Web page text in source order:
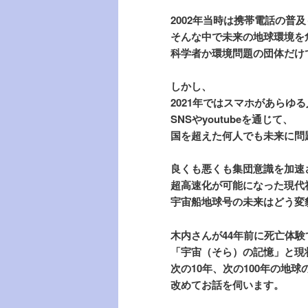
2002年当時は携帯電話の普
そんな中で未来の地球環境
科学者か環境問題の団体だけ
しかし、
2021年ではスマホがあらゆ
SNSやyoutubeを通じて、
国を超えた何人でも未来に
良くも悪くも集団意識を加速
超高速化が可能になった現
宇宙船地球号の未来はどう
木内さんが44年前に死亡体
「宇宙（そら）の記憶」と
次の10年、次の100年の地球
改めてお話を伺います。